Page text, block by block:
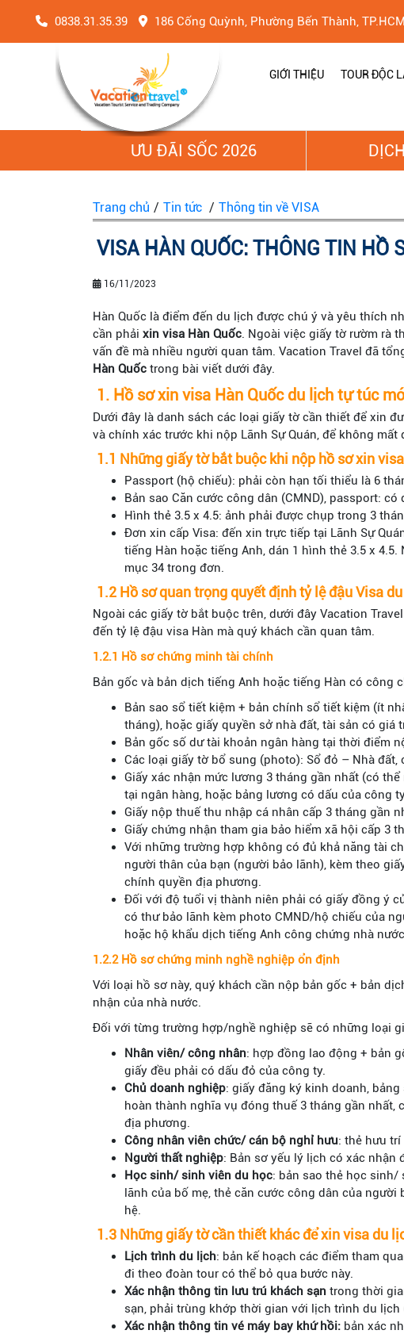
0838.31.35.39 186 Cống Quỳnh, Phường Bến Thành, TP.HCM
GIỚI THIỆU TOUR ĐỘC
ƯU ĐÃI SỐC 2026
Trang chủ / Tin tức / Thông tin về VISA
VISA HÀN QUỐC: THÔNG TIN HỒ
16/11/2023
Hàn Quốc là điểm đến du lịch được chú ý và yêu thích
cần phải xin visa Hàn Quốc. Ngoài việc giấy tờ rườm rà
vấn đề mà nhiều người quan tâm. Vacation Travel đã
Hàn Quốc trong bài viết dưới đây.
1. Hồ sơ xin visa Hàn Quốc du lịch tự túc
Dưới đây là danh sách các loại giấy tờ cần thiết để xin
và chính xác trước khi nộp Lãnh Sự Quán, để không
1.1 Những giấy tờ bắt buộc khi nộp hồ sơ xin
Passport (hộ chiếu): phải còn hạn tối thiểu là 6
Bản sao Căn cước công dân (CMND), passport:
Hình thẻ 3.5 x 4.5: ảnh phải được chụp trong 3
Đơn xin cấp Visa: đến xin trực tiếp tại Lãnh Sự
tiếng Hàn hoặc tiếng Anh, dán 1 hình thẻ 3.5 x
mục 34 trong đơn.
1.2 Hồ sơ quan trọng quyết định tỷ lệ đậu Visa
Ngoài các giấy tờ bắt buộc trên, dưới đây Vacation
đến tỷ lệ đậu visa Hàn mà quý khách cần quan tâm.
1.2.1 Hồ sơ chứng minh tài chính
Bản gốc và bản dịch tiếng Anh hoặc tiếng Hàn có công
Bản sao sổ tiết kiệm + bản chính sổ tiết kiệm (ít
tháng), hoặc giấy quyền sở nhà đất, tài sản có giá
Bản gốc số dư tài khoản ngân hàng tại thời điểm
Các loại giấy tờ bổ sung (photo): Sổ đỏ – Nhà đất,
Giấy xác nhận mức lương 3 tháng gần nhất (có
tại ngân hàng, hoặc bảng lương có dấu của công
Giấy nộp thuế thu nhập cá nhân cấp 3 tháng gần
Giấy chứng nhận tham gia bảo hiểm xã hội cấp 3
Với những trường hợp không có đủ khả năng tài
người thân của bạn (người bảo lãnh), kèm theo
chính quyền địa phương.
Đối với độ tuổi vị thành niên phải có giấy đồng ý
có thư bảo lãnh kèm photo CMND/hộ chiếu của
hoặc hộ khẩu dịch tiếng Anh công chứng nhà
1.2.2 Hồ sơ chứng minh nghề nghiệp ổn định
Với loại hồ sơ này, quý khách cần nộp bản gốc + bản
nhận của nhà nước.
Đối với từng trường hợp/nghề nghiệp sẽ có những loại
Nhân viên/ công nhân: hợp đồng lao động + bản
giấy đều phải có dấu đỏ của công ty.
Chủ doanh nghiệp: giấy đăng ký kinh doanh,
hoàn thành nghĩa vụ đóng thuế 3 tháng gần
địa phương.
Công nhân viên chức/ cán bộ nghỉ hưu: thẻ hưu
Người thất nghiệp: Bản sơ yếu lý lịch có xác nhận
Học sinh/ sinh viên du học: bản sao thẻ học sinh/
lãnh của bố mẹ, thẻ căn cước công dân của
hệ.
1.3 Những giấy tờ cần thiết khác để xin visa du
Lịch trình du lịch: bản kế hoạch các điểm tham
đi theo đoàn tour có thể bỏ qua bước này.
Xác nhận thông tin lưu trú khách sạn trong thời
sạn, phải trùng khớp thời gian với lịch trình du
Xác nhận thông tin vé máy bay khứ hồi: bản xác